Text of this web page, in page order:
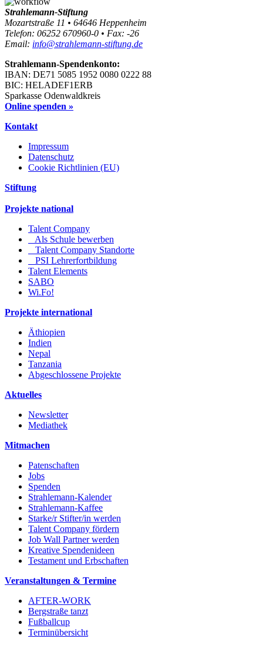
Strahlemann-Stiftung
Mozartstraße 11 • 64646 Heppenheim
Telefon: 06252 670960-0 • Fax: -26
Email: info@strahlemann-stiftung.de
Strahlemann-Spendenkonto:
IBAN: DE71 5085 1952 0080 0222 88
BIC: HELADEF1ERB
Sparkasse Odenwaldkreis
Online spenden »
Kontakt
Impressum
Datenschutz
Cookie Richtlinien (EU)
Stiftung
Projekte national
Talent Company
Als Schule bewerben
Talent Company Standorte
PSI Lehrerfortbildung
Talent Elements
SABO
Wi.Fo!
Projekte international
Äthiopien
Indien
Nepal
Tanzania
Abgeschlossene Projekte
Aktuelles
Newsletter
Mediathek
Mitmachen
Patenschaften
Jobs
Spenden
Strahlemann-Kalender
Strahlemann-Kaffee
Starke/r Stifter/in werden
Talent Company fördern
Job Wall Partner werden
Kreative Spendenideen
Testament und Erbschaften
Veranstaltungen & Termine
AFTER-WORK
Bergstraße tanzt
Fußballcup
Terminübersicht